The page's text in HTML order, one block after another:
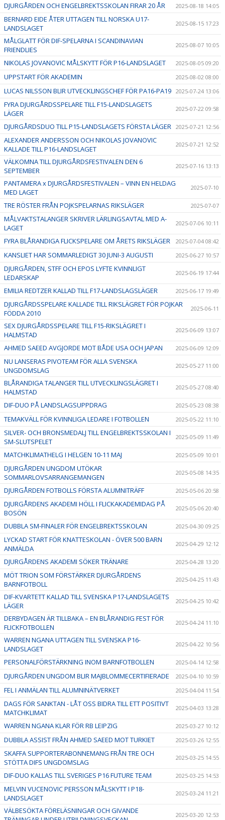
DJURGÅRDEN OCH ENGELBREKTSSKOLAN FIRAR 20 ÅR 2025-08-18 14:05
BERNARD EIDE ÅTER UTTAGEN TILL NORSKA U17-
LANDSLAGET
2025-08-15 17:23
MÅLGLATT FÖR DIF-SPELARNA I SCANDINAVIAN
FRIENDLIES
2025-08-07 10:05
NIKOLAS JOVANOVIC MÅLSKYTT FÖR P16-LANDSLAGET 2025-08-05 09:20
UPPSTART FÖR AKADEMIN 2025-08-02 08:00
LUCAS NILSSON BLIR UTVECKLINGSCHEF FÖR PA16-PA19 2025-07-24 13:06
FYRA DJURGÅRDSSPELARE TILL F15-LANDSLAGETS
LÄGER
2025-07-22 09:58
DJURGÅRDSDUO TILL P15-LANDSLAGETS FÖRSTA LÄGER 2025-07-21 12:56
ALEXANDER ANDERSSON OCH NIKOLAS JOVANOVIC
KALLADE TILL P16-LANDSLAGET
2025-07-21 12:52
VÄLKOMNA TILL DJURGÅRDSFESTIVALEN DEN 6
SEPTEMBER
2025-07-16 13:13
PANTAMERA x DJURGÅRDSFESTIVALEN – VINN EN HELDAG
MED LAGET
2025-07-10
TRE RÖSTER FRÅN POJKSPELARNAS RIKSLÄGER 2025-07-07
MÅLVAKTSTALANGER SKRIVER LÄRLINGSAVTAL MED A-
LAGET
2025-07-06 10:11
FYRA BLÅRANDIGA FLICKSPELARE OM ÅRETS RIKSLÄGER 2025-07-04 08:42
KANSLIET HAR SOMMARLEDIGT 30 JUNI-3 AUGUSTI 2025-06-27 10:57
DJURGÅRDEN, STFF OCH EPOS LYFTE KVINNLIGT
LEDARSKAP
2025-06-19 17:44
EMILIA REDTZER KALLAD TILL F17-LANDSLAGSLÄGER 2025-06-17 19:49
DJURGÅRDSSPELARE KALLADE TILL RIKSLÄGRET FÖR POJKAR
FÖDDA 2010
2025-06-11
SEX DJURGÅRDSSPELARE TILL F15-RIKSLÄGRET I
HALMSTAD
2025-06-09 13:07
AHMED SAEED AVGJORDE MOT BÅDE USA OCH JAPAN 2025-06-09 12:09
NU LANSERAS PIVOTEAM FÖR ALLA SVENSKA
UNGDOMSLAG
2025-05-27 11:00
BLÅRANDIGA TALANGER TILL UTVECKLINGSLÄGRET I
HALMSTAD
2025-05-27 08:40
DIF-DUO PÅ LANDSLAGSUPPDRAG 2025-05-23 08:38
TEMAKVÄLL FÖR KVINNLIGA LEDARE I FOTBOLLEN 2025-05-22 11:10
SILVER- OCH BRONSMEDALJ TILL ENGELBREKTSSKOLAN I
SM-SLUTSPELET
2025-05-09 11:49
MATCHKLIMATHELG I HELGEN 10-11 MAJ 2025-05-09 10:01
DJURGÅRDEN UNGDOM UTÖKAR
SOMMARLOVSARRANGEMANGEN
2025-05-08 14:35
DJURGÅRDEN FOTBOLLS FÖRSTA ALUMNITRÄFF 2025-05-06 20:58
DJURGÅRDENS AKADEMI HÖLL I FLICKAKADEMIDAG PÅ
BOSÖN
2025-05-06 20:40
DUBBLA SM-FINALER FÖR ENGELBREKTSSKOLAN 2025-04-30 09:25
LYCKAD START FÖR KNATTESKOLAN - ÖVER 500 BARN
ANMÄLDA
2025-04-29 12:12
DJURGÅRDENS AKADEMI SÖKER TRÄNARE 2025-04-28 13:20
MÖT TRION SOM FÖRSTÄRKER DJURGÅRDENS
BARNFOTBOLL
2025-04-25 11:43
DIF-KVARTETT KALLAD TILL SVENSKA P17-LANDSLAGETS
LÄGER
2025-04-25 10:42
DERBYDAGEN ÄR TILLBAKA – EN BLÅRANDIG FEST FÖR
FLICKFOTBOLLEN
2025-04-24 11:10
WARREN NGANA UTTAGEN TILL SVENSKA P16-
LANDSLAGET
2025-04-22 10:56
PERSONALFÖRSTÄRKNING INOM BARNFOTBOLLEN 2025-04-14 12:58
DJURGÅRDEN UNGDOM BLIR MAJBLOMMECERTIFIERADE 2025-04-10 10:59
FEL I ANMÄLAN TILL ALUMNINÄTVERKET 2025-04-04 11:54
DAGS FÖR SANKTAN - LÅT OSS BIDRA TILL ETT POSITIVT
MATCHKLIMAT
2025-04-03 13:28
WARREN NGANA KLAR FÖR RB LEIPZIG 2025-03-27 10:12
DUBBLA ASSIST FRÅN AHMED SAEED MOT TURKIET 2025-03-26 12:55
SKAFFA SUPPORTERABONNEMANG FRÅN TRE OCH
STÖTTA DIFS UNGDOMSLAG
2025-03-25 14:55
DIF-DUO KALLAS TILL SVERIGES P16 FUTURE TEAM 2025-03-25 14:53
MELVIN VUCENOVIC PERSSON MÅLSKYTT I P18-
LANDSLAGET
2025-03-24 11:21
VÄLBESÖKTA FÖRELÄSNINGAR OCH GIVANDE
2025-03-20 12:53